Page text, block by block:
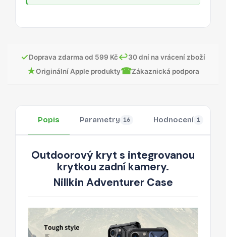
✓Doprava zdarma od 599 Kč↩30 dní na vrácení zboží
★Originální Apple produkty☎Zákaznická podpora
Popis Parametry 16 Hodnocení 1
Outdoorový kryt s integrovanou
krytkou zadní kamery.
Nillkin Adventurer Case